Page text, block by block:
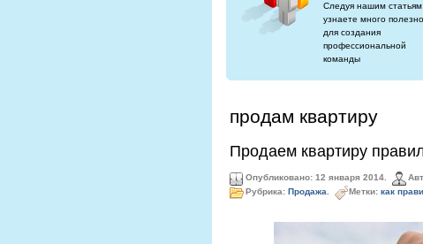
Следуя нашим
узнаете много
для создания
профессиональной
команды
продам квартиру
Продаем квартиру
Опубликовано: 12 января 2014.
Рубрика: Продажа Метки: как